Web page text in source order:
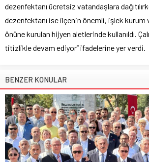
dezenfektanı ücretsiz vatandaşlara
dezenfektanı ise ilçenin önemli, işlek kurum
önüne kurulan hijyen aletlerinde kullanıldı.
titizlikle devam ediyor” ifadelerine yer verdi.
BENZER KONULAR